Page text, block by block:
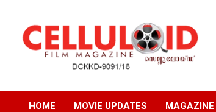
content
celluloid
HOME MOVIE UPDATES MAGAZINE